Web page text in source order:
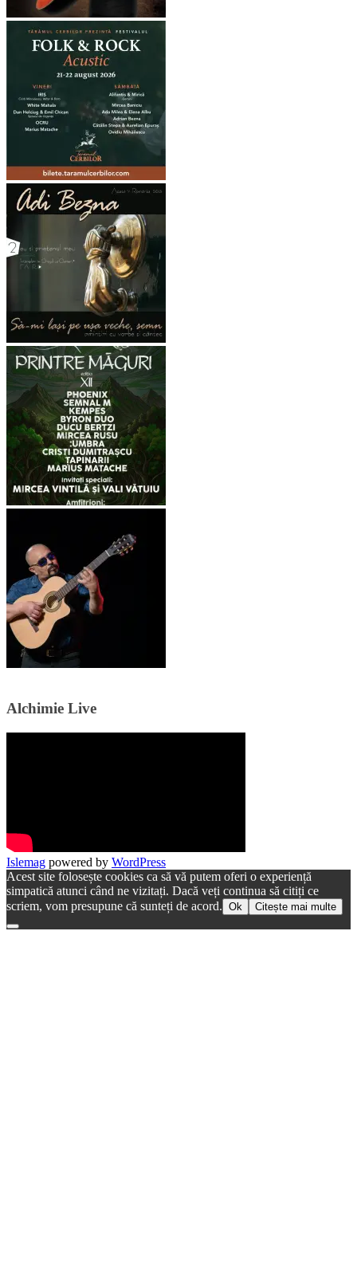
Alchimie Live
Islemag powered by WordPress
Acest site folosește cookies ca să vă putem oferi o experiență
simpatică atunci când ne vizitați. Dacă veți continua să citiți ce
scriem, vom presupune că sunteți de acord. Ok Citește mai multe